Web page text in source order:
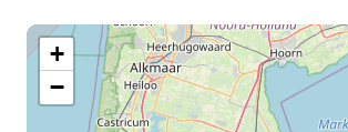
+
−